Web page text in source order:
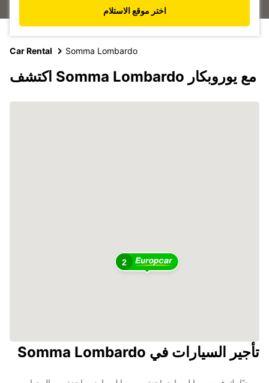
اختر موقع الاستلام
Car Rental Somma Lombardo
اكتشف Somma Lombardo مع يوروبكار
2
تأجير السيارات في Somma Lombardo